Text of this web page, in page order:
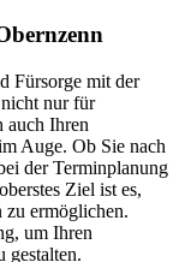
Fürsorge mit der
nur für
auch Ihren
Auge. Ob Sie nach
der Terminplanung
Ziel ist es,
zu ermöglichen.
um Ihren
gestalten.